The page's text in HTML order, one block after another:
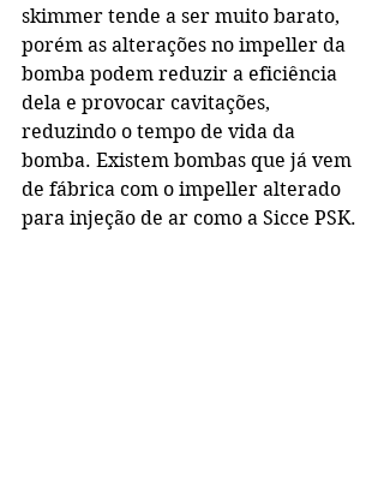
skimmer tende a ser muito barato,
porém as alterações no impeller da
bomba podem reduzir a eficiência
dela e provocar cavitações,
reduzindo o tempo de vida da
bomba. Existem bombas que já vem
de fábrica com o impeller alterado
para injeção de ar como a Sicce PSK.